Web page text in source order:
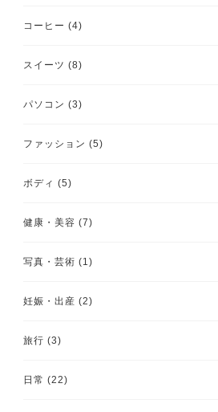
コーヒー (4)
スイーツ (8)
パソコン (3)
ファッション (5)
ボディ (5)
健康・美容 (7)
写真・芸術 (1)
妊娠・出産 (2)
旅行 (3)
日常 (22)